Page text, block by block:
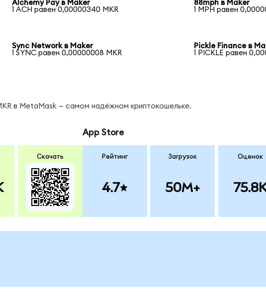
Alchemy Pay в Maker
1 ACH равен 0,00000340 MKR
88mph в Maker
1 MPH равен
Sync Network в Maker
1 SYNC равен 0,00000008 MKR
Pickle Finance в
1 PICKLE равен
в MetaMask — самом надёжном криптокошельке.
Скачать
App Store
Рейтинг
4.7
Загрузок
50M+
Оценок